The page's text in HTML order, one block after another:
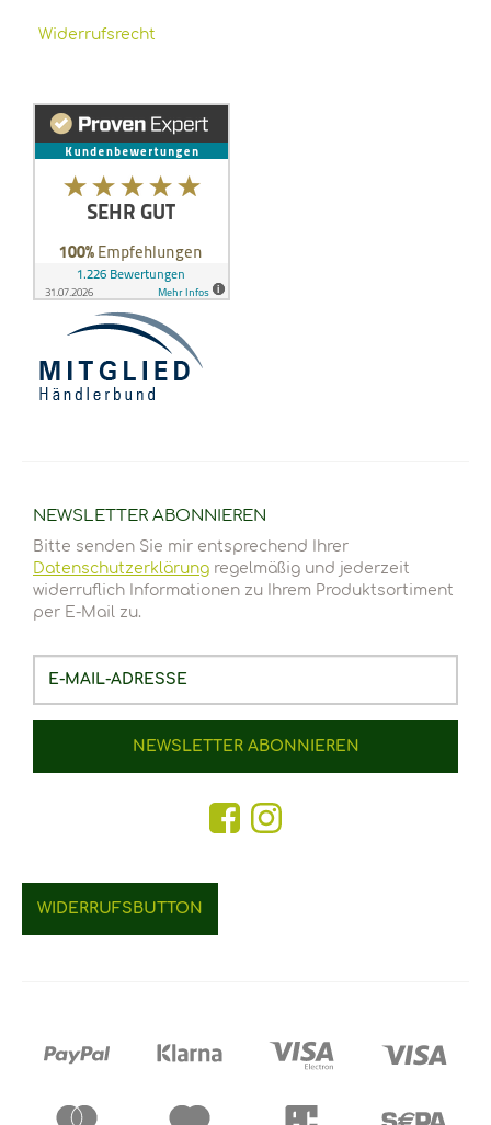
Widerrufsrecht
NEWSLETTER ABONNIEREN
Bitte senden Sie mir entsprechend Ihrer
Datenschutzerklärung regelmäßig und jederzeit
widerruflich Informationen zu Ihrem Produktsortiment
per E-Mail zu.
E-
Mail-
Adresse
NEWSLETTER ABONNIEREN
WIDERRUFSBUTTON